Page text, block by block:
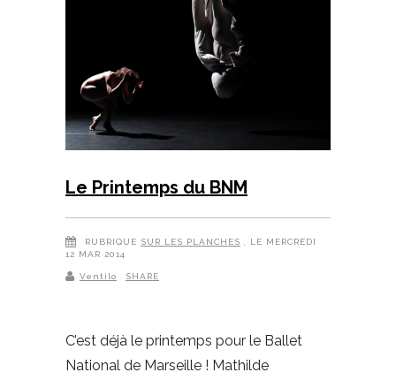
Le Printemps du BNM
RUBRIQUE SUR LES PLANCHES , LE MERCREDI
12 MAR 2014
Ventilo SHARE
C’est déjà le printemps pour le Ballet
National de Marseille ! Mathilde